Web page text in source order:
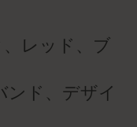
レッド、ブ
ンド、デザイ